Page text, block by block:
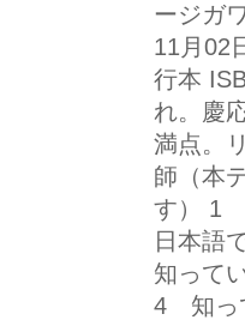
ージガ
11月02
行本
れ。慶
満点。
師（本
す） 1
日本語
知って
4 知っ